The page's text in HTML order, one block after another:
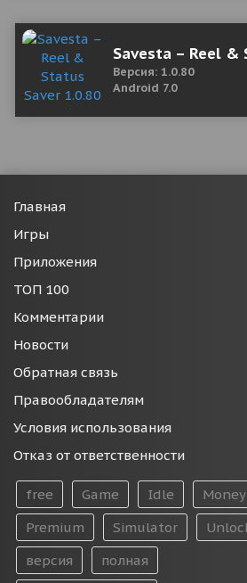
Savesta – Reel &
Версия: 1.0.80
Android 7.0
Главная
Игры
Приложения
ТОП 100
Комментарии
Новости
Обратная связь
Правообладателям
Условия использования
Отказ от ответственности
free Game Idle Money
Premium
Simulator
версия
полная